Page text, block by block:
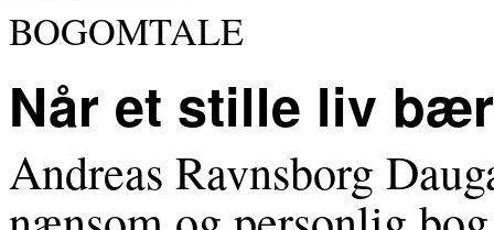
BOGOMTALE
Når et stille liv
Andreas Ravnsborg